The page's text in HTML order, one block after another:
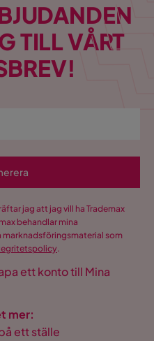
TILL VÅRT
jag att jag vill ha Trademax
behandlar mina
som
.
ett konto till Mina
mer:
ett ställe